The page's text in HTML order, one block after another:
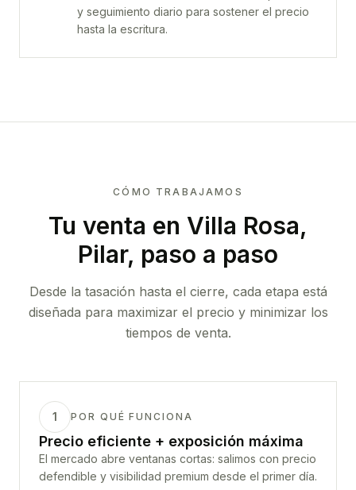
y seguimiento diario para sostener el precio
hasta la escritura.
CÓMO TRABAJAMOS
Tu venta en Villa Rosa,
Pilar, paso a paso
Desde la tasación hasta el cierre, cada etapa está
diseñada para maximizar el precio y minimizar los
tiempos de venta.
1 POR QUÉ FUNCIONA
Precio eficiente + exposición máxima
El mercado abre ventanas cortas: salimos con precio
defendible y visibilidad premium desde el primer día.